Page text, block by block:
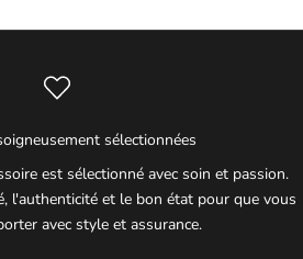
sélectionnées
est sélectionné avec soin et passion.
l'authenticité et le bon état pour que vous
avec style et assurance.